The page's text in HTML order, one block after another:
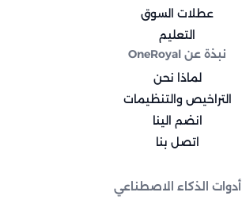
عطلات السوق
التعليم
نبذة عن OneRoyal
لماذا نحن
التراخيص والتنظيمات
انضم الينا
اتصل بنا
أدوات الذكاء الاصطناعي